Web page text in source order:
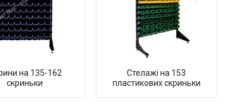
на 135-162
скриньки
Стелажі на 153
пластикових скриньки